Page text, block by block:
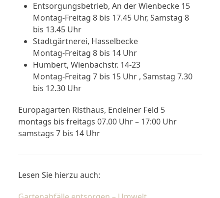
Entsorgungsbetrieb, An der Wienbecke 15
Montag-Freitag 8 bis 17.45 Uhr, Samstag 8
bis 13.45 Uhr
Stadtgärtnerei, Hasselbecke
Montag-Freitag 8 bis 14 Uhr
Humbert, Wienbachstr. 14-23
Montag-Freitag 7 bis 15 Uhr , Samstag 7.30
bis 12.30 Uhr
Europagarten Risthaus, Endelner Feld 5
montags bis freitags 07.00 Uhr – 17:00 Uhr
samstags 7 bis 14 Uhr
Lesen Sie hierzu auch: